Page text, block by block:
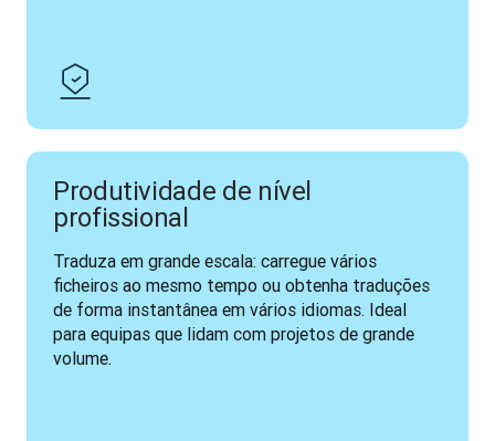
Produtividade de nível
profissional
Traduza em grande escala: carregue vários
ficheiros ao mesmo tempo ou obtenha traduções
de forma instantânea em vários idiomas. Ideal
para equipas que lidam com projetos de grande
volume.